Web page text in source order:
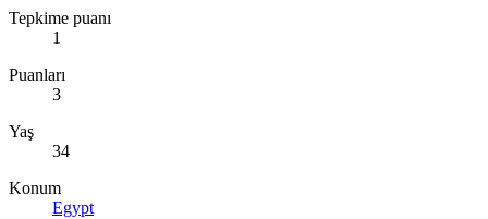
Tepkime puanı
1
Puanları
3
Yaş
34
Konum
Egypt